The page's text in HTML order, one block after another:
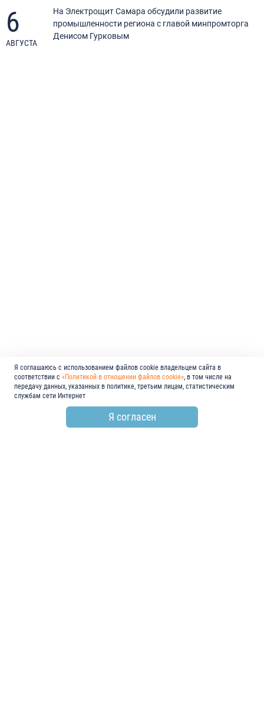
6
АВГУСТА
На Электрощит Самара обсудили развитие
промышленности региона с главой минпромторга
Денисом Гурковым
Я соглашаюсь с использованием файлов cookie владельцем сайта в
соответствии с «Политикой в отношении файлов cookie», в том числе на
передачу данных, указанных в политике, третьим лицам, статистическим
службам сети Интернет
Я согласен